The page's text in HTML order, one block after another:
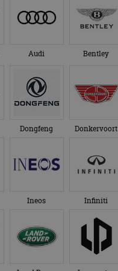
Audi Bentley
Dongfeng Donkervoort
Ineos Infiniti